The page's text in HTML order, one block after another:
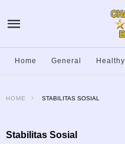
Home General Healthy
HOME STABILITAS SOSIAL
Stabilitas Sosial